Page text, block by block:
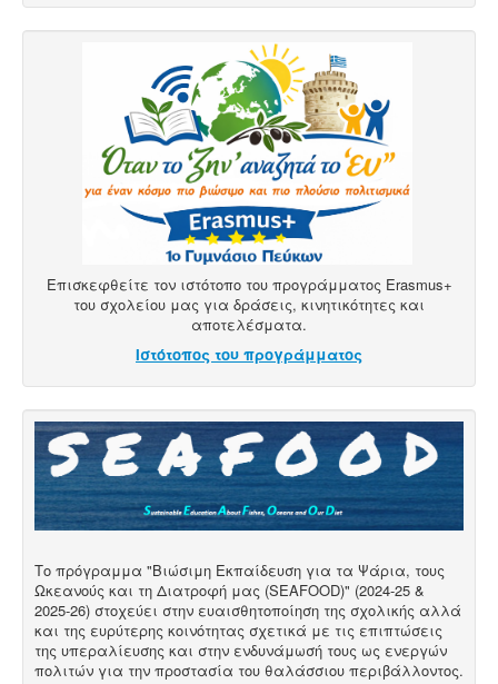
Επισκεφθείτε τον ιστότοπο του προγράμματος Erasmus+
του σχολείου μας για δράσεις, κινητικότητες και
αποτελέσματα.
Ιστότοπος του προγράμματος
Το πρόγραμμα "Βιώσιμη Εκπαίδευση για τα Ψάρια, τους
Ωκεανούς και τη Διατροφή μας (SEAFOOD)" (2024-25 &
2025-26) στοχεύει στην ευαισθητοποίηση της σχολικής αλλά
και της ευρύτερης κοινότητας σχετικά με τις επιπτώσεις
της υπεραλίευσης και στην ενδυνάμωσή τους ως ενεργών
πολιτών για την προστασία του θαλάσσιου περιβάλλοντος.